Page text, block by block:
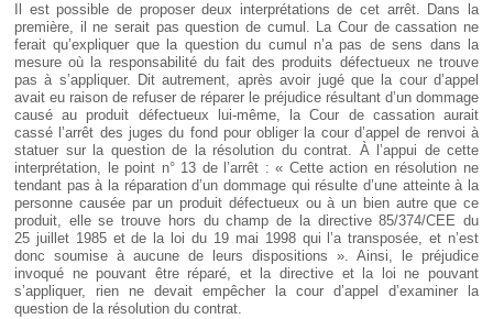
Il est possible de proposer deux interprétations de cet arrêt. Dans la
première, il ne serait pas question de cumul. La Cour de cassation ne
ferait qu’expliquer que la question du cumul n’a pas de sens dans la
mesure où la responsabilité du fait des produits défectueux ne trouve
pas à s’appliquer. Dit autrement, après avoir jugé que la cour d’appel
avait eu raison de refuser de réparer le préjudice résultant d’un dommage
causé au produit défectueux lui-même, la Cour de cassation aurait
cassé l’arrêt des juges du fond pour obliger la cour d’appel de renvoi à
statuer sur la question de la résolution du contrat. À l’appui de cette
interprétation, le point n° 13 de l’arrêt : « Cette action en résolution ne
tendant pas à la réparation d’un dommage qui résulte d’une atteinte à la
personne causée par un produit défectueux ou à un bien autre que ce
produit, elle se trouve hors du champ de la directive 85/374/CEE du
25 juillet 1985 et de la loi du 19 mai 1998 qui l’a transposée, et n’est
donc soumise à aucune de leurs dispositions ». Ainsi, le préjudice
invoqué ne pouvant être réparé, et la directive et la loi ne pouvant
s’appliquer, rien ne devait empêcher la cour d’appel d’examiner la
question de la résolution du contrat.